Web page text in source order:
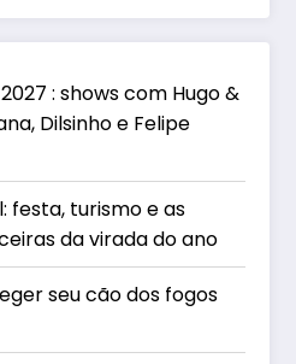
: shows com Hugo &
Dilsinho e Felipe
festa, turismo e as
da virada do ano
seu cão dos fogos